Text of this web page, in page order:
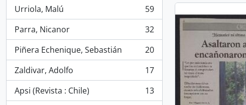
Urriola, Malú
, 59 resultados
59
Parra, Nicanor
, 32 resultados
32
Piñera Echenique, Sebastián
, 20 resultados
20
Zaldivar, Adolfo
, 17 resultados
17
Apsi (Revista : Chile)
, 13 resultados
13